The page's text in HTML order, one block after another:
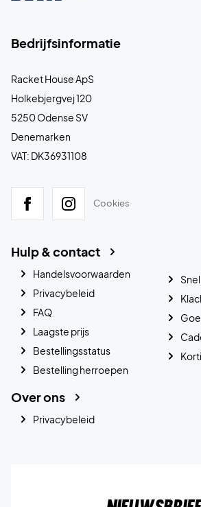
Bedrijfsinformatie
Racket House ApS
Holkebjergvej 120
5250 Odense SV
Denemarken
VAT: DK36931108
Cookies
Hulp & contact
Handelsvoorwaarden
Privacybeleid
FAQ
Laagste prijs
Bestellingsstatus
Bestelling herroepen
Over ons
Privacybeleid